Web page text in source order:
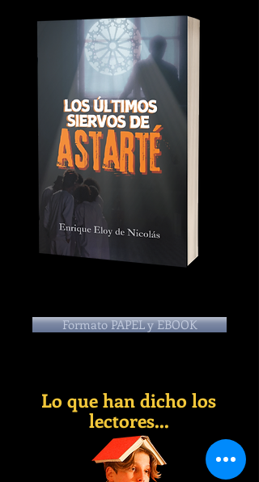
Formato PAPEL y EBOOK
Lo que han dicho los
lectores...